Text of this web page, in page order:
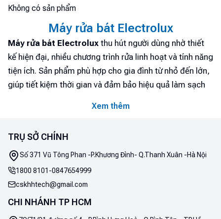
Không có sản phẩm
Máy rửa bát Electrolux
Máy rửa bát Electrolux thu hút người dùng nhờ thiết
kế hiện đại, nhiều chương trình rửa linh hoạt và tính năng
tiện ích. Sản phẩm phù hợp cho gia đình từ nhỏ đến lớn,
giúp tiết kiệm thời gian và đảm bảo hiệu quả làm sạch
thương hiệu như Bosch và Teka, nổi tiếng với độ bền và
ứng kỳ vọng của người tiêu dùng? Để tìm hiểu thêm về
những ưu điểm và tính năng nổi bật của dòng sản phẩm
này, hãy cùng Điện máy Htech khám phá chi tiết hơn
nhé!
1. Máy rửa bát Electrolux - Thương hiệu gia
Xem thêm
TRỤ SỞ CHÍNH
Số 371 Vũ Tông Phan -P.Khương Đình- Q.Thanh Xuân -Hà Nội
1800 8101 -0847654999
cskhhtech@gmail.com
CHI NHÁNH TP HCM